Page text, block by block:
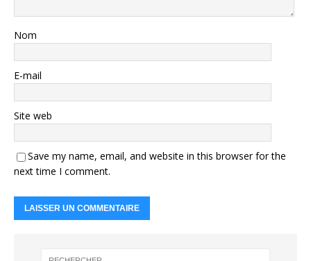
Nom
E-mail
Site web
Save my name, email, and website in this browser for the
next time I comment.